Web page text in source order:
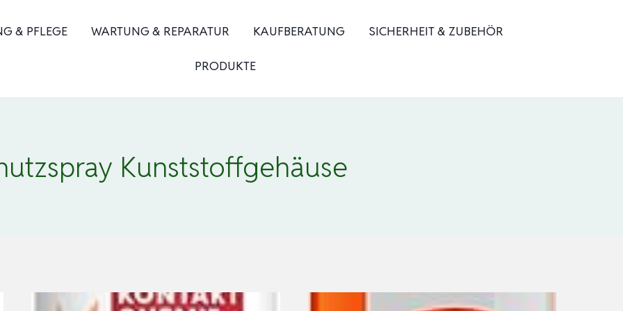
& PFLEGE WARTUNG & REPARATUR KAUFBERATUNG SICHERHEIT & ZUBEHÖR
PRODUKTE
Kunststoffgehäuse